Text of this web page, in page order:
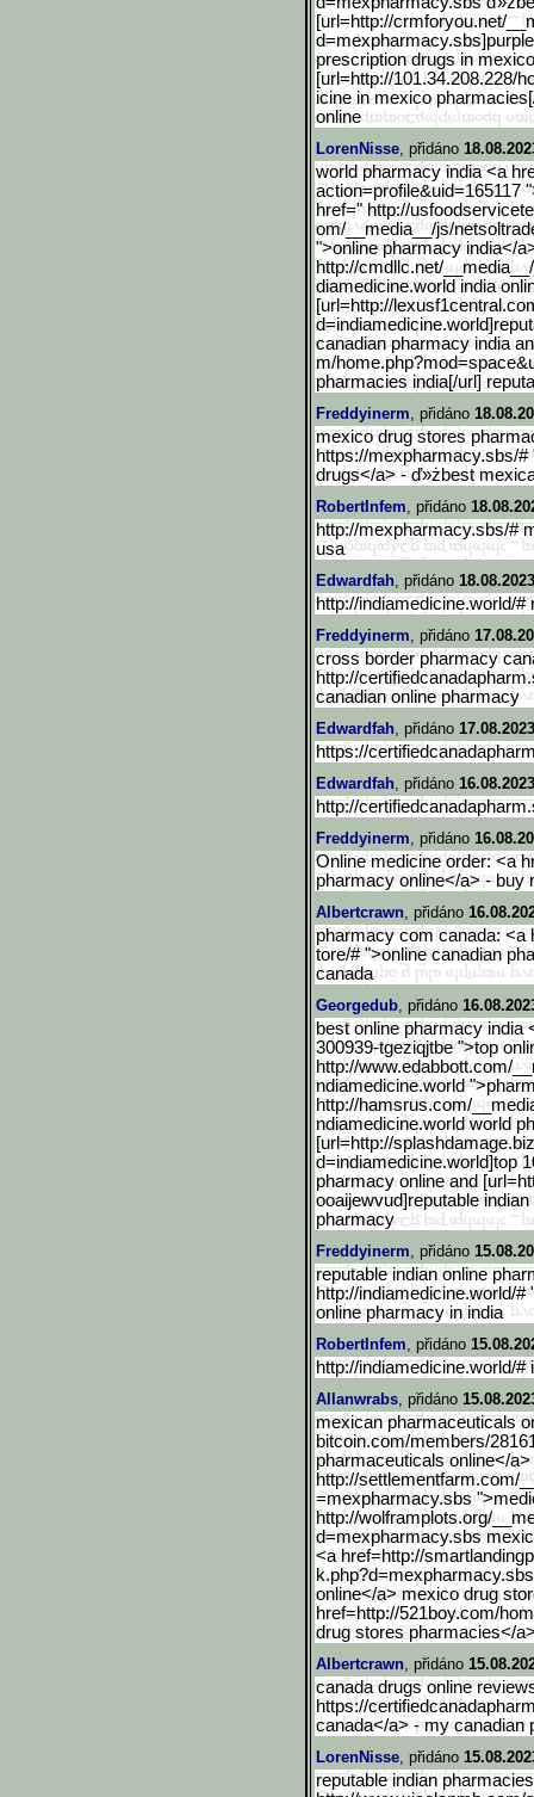
[url=http://crmforyou.net/
prescription drugs in
[url=http://101.34.208.228/
icine in mexico
online
LorenNisse, přidáno
world pharmacy india <a
action=profile&uid=165117
href=" http://
om/__media__/js/
">online pharmacy india</
http://cmdllc.net/__media
diamedicine.world india
[url=http://lexusf1centra
d=indiamedicine.world
canadian pharmacy india
m/
pharmacies india[/url]
Freddyinerm, přidáno
mexico drug stores
https://mexpharmacy.sbs/
drugs</a> - ď»żbest
RobertInfem, přidáno
http://mexpharmacy.sbs/#
usa
Edwardfah, přidáno
http://indiamedicine.world/#
Freddyinerm, přidáno
cross border pharmacy
http://
canadian online pharmacy
Edwardfah, přidáno
https://
Edwardfah, přidáno
http://
Freddyinerm, přidáno
Online medicine order: <a
pharmacy online</a> - buy
Albertcrawn, přidáno
pharmacy com canada: <a
tore/# ">online canadian
canada
Georgedub, přidáno
best online pharmacy india
300939-tgeziqjtbe ">top
http://www.edabbott.com/
ndiamedicine.world
http://hamsrus.com/__medi
ndiamedicine.world world
[url=http://splashdamage.
d=indiamedicine.world]top
pharmacy online and
ooaijewvud]reputable
pharmacy
Freddyinerm, přidáno
reputable indian online
http://indiamedicine.world/
online pharmacy in india
RobertInfem, přidáno
http://indiamedicine.world/#
Allanwrabs, přidáno
mexican pharmaceuticals
bitcoin.com/members/
pharmaceuticals online</
http://settlementfarm.com/
=mexpharmacy.sbs
http://wolframplots.org/_
d=mexpharmacy.sbs
<a href=http://
online</a> mexico drug
href=http://521boy.com/
drug stores pharmacies</
Albertcrawn, přidáno
canada drugs online
https://
canada</a> - my canadian
LorenNisse, přidáno
reputable indian